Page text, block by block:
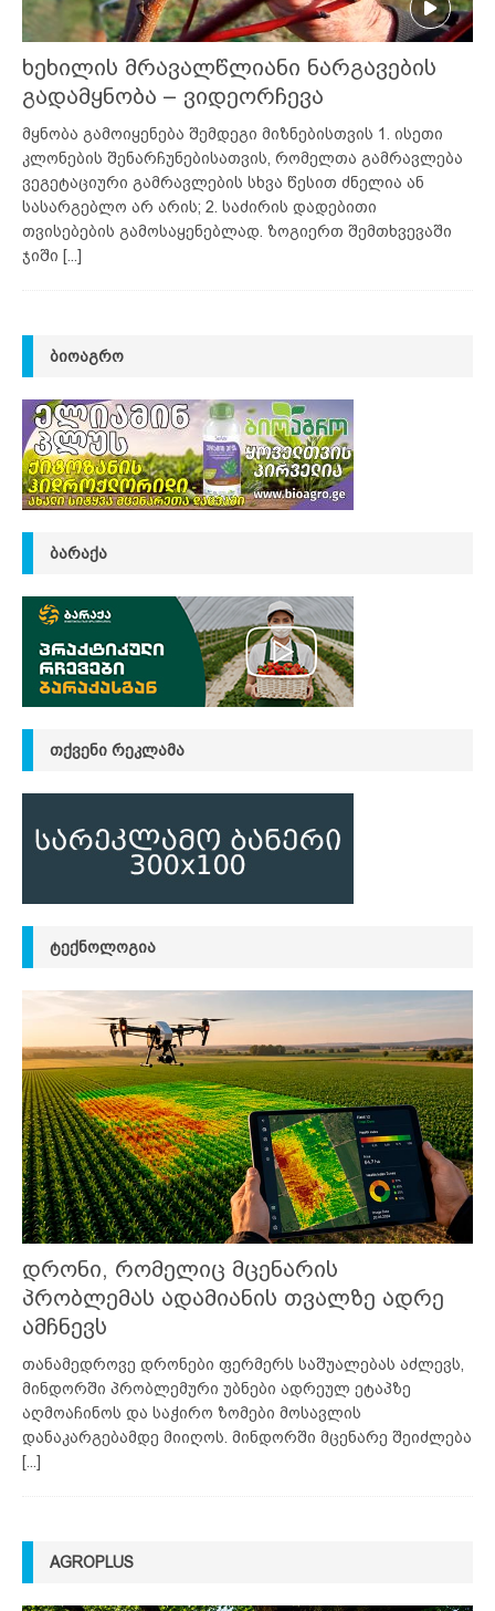
ხეხილის მრავალწლიანი ნარგავების
გადამყნობა – ვიდეორჩევა
მყნობა გამოიყენება შემდეგი მიზნებისთვის 1. ისეთი
კლონების შენარჩუნებისათვის, რომელთა გამრავლება
ვეგეტაციური გამრავლების სხვა წესით ძნელია ან
სასარგებლო არ არის; 2. საძირის დადებითი
თვისებების გამოსაყენებლად. ზოგიერთ შემთხვევაში
ჯიში [...]
ᲑᲘᲝᲐᲒᲠᲝ
ᲑᲐᲠᲐᲥᲐ
ᲗᲥᲕᲔᲜᲘ ᲠᲔᲙᲚᲐᲛᲐ
ᲢᲔᲥᲜᲝᲚᲝᲒᲘᲐ
დრონი, რომელიც მცენარის
პრობლემას ადამიანის თვალზე ადრე
ამჩნევს
თანამედროვე დრონები ფერმერს საშუალებას აძლევს,
მინდორში პრობლემური უბნები ადრეულ ეტაპზე
აღმოაჩინოს და საჭირო ზომები მოსავლის
დანაკარგებამდე მიიღოს. მინდორში მცენარე შეიძლება
[...]
AGROPLUS